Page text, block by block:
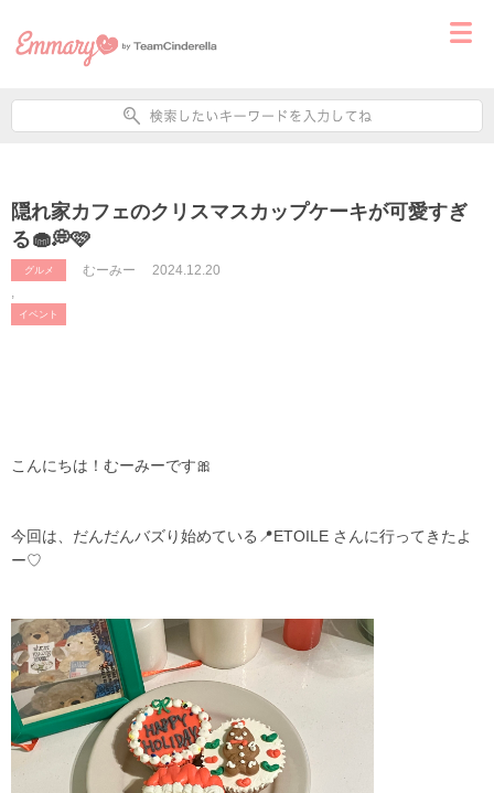
隠れ家カフェのクリスマスカップケーキが可愛すぎ
る🧁💭🩷
グルメ
,
イベント
むーみー 2024.12.20
こんにちは！むーみーです🎀
今回は、だんだんバズり始めている📍ETOILE さんに行ってきたよ
ー♡